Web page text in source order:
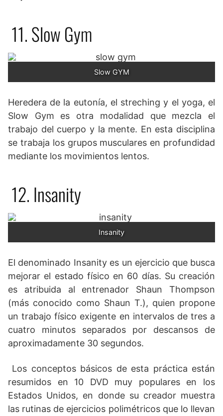
11. Slow Gym
Slow GYM
Heredera de la eutonía, el streching y el yoga, el
Slow Gym es otra modalidad que mezcla el
trabajo del cuerpo y la mente. En esta disciplina
se trabaja los grupos musculares en profundidad
mediante los movimientos lentos.
12. Insanity
Insanity
El denominado Insanity es un ejercicio que busca
mejorar el estado físico en 60 días. Su creación
es atribuida al entrenador Shaun Thompson
(más conocido como Shaun T.), quien propone
un trabajo físico exigente en intervalos de tres a
cuatro minutos separados por descansos de
aproximadamente 30 segundos.
Los conceptos básicos de esta práctica están
resumidos en 10 DVD muy populares en los
Estados Unidos, en donde su creador muestra
las rutinas de ejercicios polimétricos que lo llevan